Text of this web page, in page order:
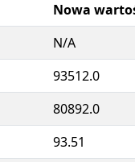
Nowa
N/A
93512.0
80892.0
93.51